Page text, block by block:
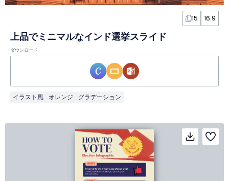
15 16:9
上品でミニマルなインド選挙スライド
ダウンロード
イラスト風 オレンジ グラデーション